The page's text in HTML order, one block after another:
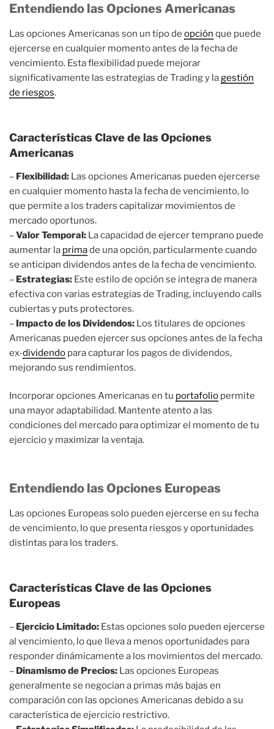
Entendiendo las Opciones Americanas
Las opciones Americanas son un tipo de opción que puede
ejercerse en cualquier momento antes de la fecha de
vencimiento. Esta flexibilidad puede mejorar
significativamente las estrategias de Trading y lagestión
de riesgos.
Características Clave de las Opciones
Americanas
– Flexibilidad: Las opciones Americanas pueden ejercerse
en cualquier momento hasta la fecha de vencimiento, lo
que permite a los traders capitalizar movimientos de
mercado oportunos.
–Valor Temporal: La capacidad de ejercer temprano puede
aumentar la primade una opción, particularmente cuando
se anticipan dividendos antes de la fecha de vencimiento.
– Estrategias: Este estilo de opción se integra de manera
efectiva con varias estrategias de Trading, incluyendo calls
cubiertas y puts protectores.
– Impacto de los Dividendos: Los titulares de opciones
Americanas pueden ejercer sus opciones antes de la fecha
ex-dividendo para capturar los pagos de dividendos,
mejorando sus rendimientos.
Incorporar opciones Americanas en tu portafolio permite
una mayor adaptabilidad. Mantente atento a las
condiciones del mercado para optimizar el momento de tu
ejercicio y maximizar la ventaja.
Entendiendo las Opciones Europeas
Las opciones Europeas solo pueden ejercerse en su fecha
de vencimiento, lo que presenta riesgos y oportunidades
distintas para los traders.
Características Clave de las Opciones
Europeas
– Ejercicio Limitado: Estas opciones solo pueden ejercerse
al vencimiento, lo que lleva a menos oportunidades para
responder dinámicamente a los movimientos del mercado.
– Dinamismo de Precios: Las opciones Europeas
generalmente se negocian a primas más bajas en
comparación con las opciones Americanas debido a su
característica de ejercicio restrictivo.